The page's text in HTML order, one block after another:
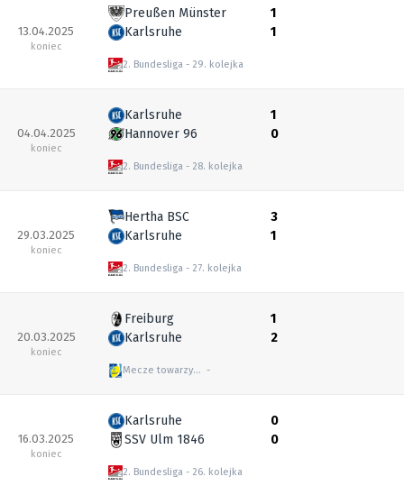
13.04.2025
koniec
Preußen Münster
Karlsruhe
2. Bundesliga 29. kolejka
1
1
04.04.2025
koniec
Karlsruhe
Hannover 96
2. Bundesliga 28. kolejka
1
0
29.03.2025
koniec
Hertha BSC
Karlsruhe
2. Bundesliga 27. kolejka
3
1
20.03.2025
koniec
Freiburg
Karlsruhe
Mecze towarzyskie
1
2
16.03.2025
koniec
Karlsruhe
SSV Ulm 1846
2. Bundesliga 26. kolejka
0
0